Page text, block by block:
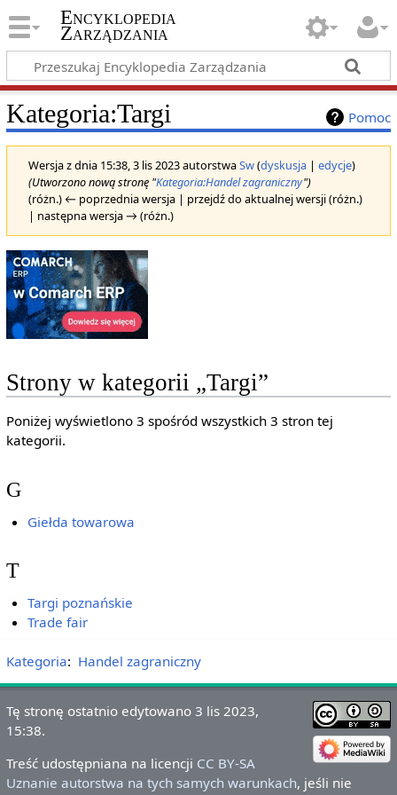
Encyklopedia
Zarządzania
Pomoc
Kategoria:Targi
Wersja z dnia 15:38, 3 lis 2023 autorstwaSw(dyskusja| edycje)
(Utworzono nową stronę "Kategoria:Handel zagraniczny")
(różn.) ← poprzednia wersja | przejdź do aktualnej wersji (różn.)
| następna wersja → (różn.)
Strony w kategorii „Targi”
Poniżej wyświetlono 3 spośród wszystkich 3 stron tej
kategorii.
G
Giełda towarowa
T
Targi poznańskie
Trade fair
Kategoria: Handel zagraniczny
Tę stronę ostatnio edytowano 3 lis 2023,
15:38.
Treść udostępniana na licencji CC BY-SA
Uznanie autorstwa na tych samych warunkach, jeśli nie